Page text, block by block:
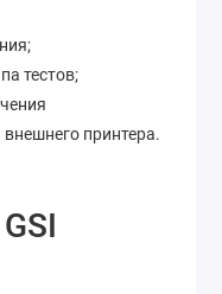
тестов;
принтера.